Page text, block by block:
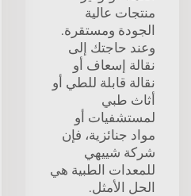
منتجات عالية
الجودة ومستقرة.
وعند حاجتك إلى
نقالة إسعاف أو
نقالة قابلة للطي أو
أثاث طبي
لمستشفيات أو
مواد جنائزية، فإن
شركة شييهي
للمعدات الطبية هي
الحل الأمثل.